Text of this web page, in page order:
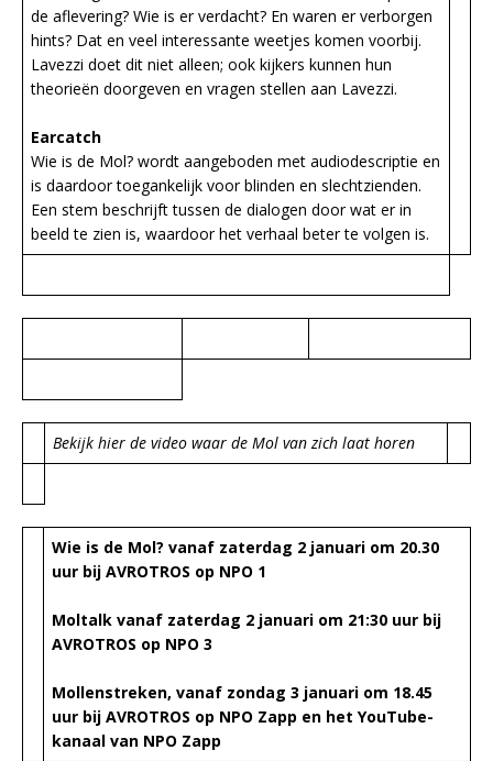
de aflevering? Wie is er verdacht? En waren er verborgen
hints? Dat en veel interessante weetjes komen voorbij.
Lavezzi doet dit niet alleen; ook kijkers kunnen hun
theorieën doorgeven en vragen stellen aan Lavezzi.
Earcatch
Wie is de Mol? wordt aangeboden met audiodescriptie en
is daardoor toegankelijk voor blinden en slechtzienden.
Een stem beschrijft tussen de dialogen door wat er in
beeld te zien is, waardoor het verhaal beter te volgen is.
Bekijk hier de video waar de Mol van zich laat horen
Wie is de Mol? vanaf zaterdag 2 januari om 20.30
uur bij AVROTROS op NPO 1
Moltalk vanaf zaterdag 2 januari om 21:30 uur bij
AVROTROS op NPO 3
Mollenstreken, vanaf zondag 3 januari om 18.45
uur bij AVROTROS op NPO Zapp en het YouTube-
kanaal van NPO Zapp